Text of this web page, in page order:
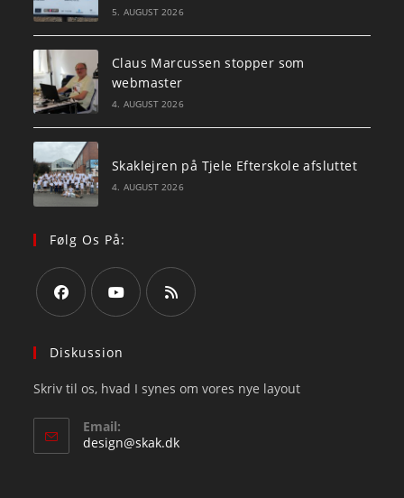
5. AUGUST 2026
Claus Marcussen stopper som
webmaster
4. AUGUST 2026
Skaklejren på Tjele Efterskole afsluttet
4. AUGUST 2026
Følg Os På:
in
new
tab
in
new
new
Diskussion
Skriv til os, hvad I synes om vores nye layout
Email:
design@skak.dkOpens